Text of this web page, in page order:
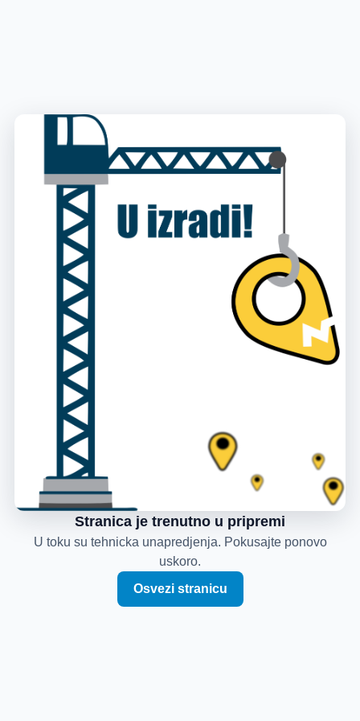
Stranica je trenutno u pripremi
U toku su tehnicka unapredjenja. Pokusajte ponovo
uskoro.
Osvezi stranicu